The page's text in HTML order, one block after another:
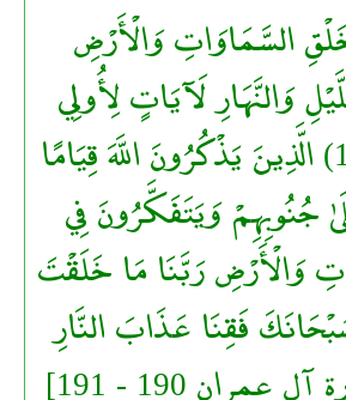
السَّمَاوَاتِ وَالْأَرْضِ
وَالنَّهَارِ لَآيَاتٍ لِأُولِي
الْأَلْبَابِ (190) الَّذِينَ يَذْكُرُونَ اللَّهَ قِيَامًا
جُنُوبِهِمْ وَيَتَفَكَّرُونَ فِي
وَالْأَرْضِ رَبَّنَا مَا خَلَقْتَ
فَقِنَا عَذَابَ النَّارِ